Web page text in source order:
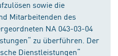
sowie die
Mitarbeitenden des
NA 043-03-04
zu überführen. Der
Dienstleistungen“